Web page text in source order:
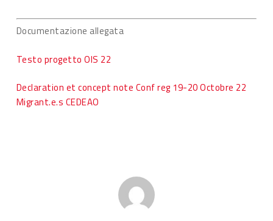
Documentazione allegata
Testo progetto OIS 22
Declaration et concept note Conf reg 19-20 Octobre 22
Migrant.e.s CEDEAO